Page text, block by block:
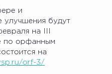
и
улучшения будут
на III
по орфанным
на
orf-3/